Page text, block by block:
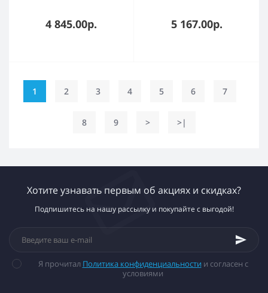
BLACK/BLACK Male L
4 845.00р.
BLACK/(WHITE) MENS S
5 167.00р.
1 2 3 4 5 6 7
8 9 > >|
Хотите узнавать первым об акциях и скидках?
Подпишитесь на нашу рассылку и покупайте с выгодой!
Я прочитал Политика конфиденциальности и согласен с
условиями